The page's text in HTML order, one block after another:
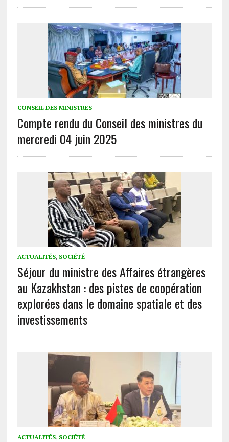
CONSEIL DES MINISTRES
Compte rendu du Conseil des ministres du
mercredi 04 juin 2025
ACTUALITÉS, SOCIÉTÉ
Séjour du ministre des Affaires étrangères
au Kazakhstan : des pistes de coopération
explorées dans le domaine spatiale et des
investissements
ACTUALITÉS, SOCIÉTÉ